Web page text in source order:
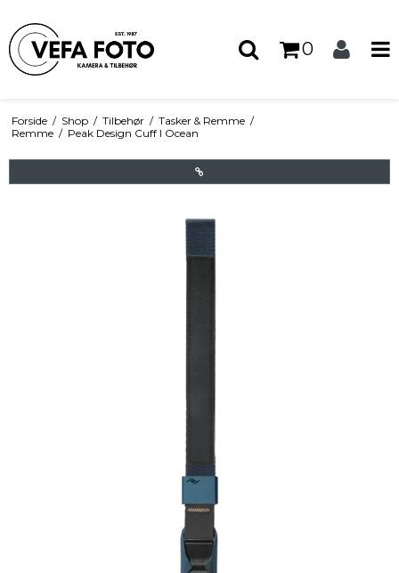
0
Forside / Shop / Tilbehør / Tasker & Remme /
Remme / Peak Design Cuff I Ocean